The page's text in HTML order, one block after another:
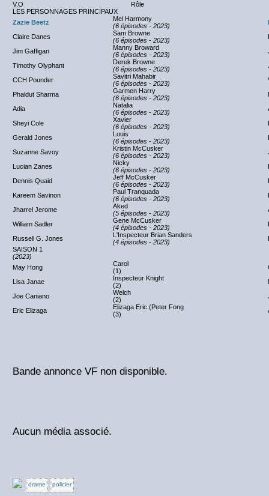
V.O
Rôle
LES PERSONNAGES PRINCIPAUX
Zazie Beetz
Mel Harmony
(6 épisodes - 2023)
Claire Danes
Sam Browne
(6 épisodes - 2023)
Jim Gaffigan
Manny Broward
(6 épisodes - 2023)
Timothy Olyphant
Derek Browne
(6 épisodes - 2023)
CCH Pounder
Savitri Mahabir
(6 épisodes - 2023)
Phaldut Sharma
Garmen Harry
(6 épisodes - 2023)
Adia
Natalia
(6 épisodes - 2023)
Sheyi Cole
Xavier
(6 épisodes - 2023)
Gerald Jones
Louis
(6 épisodes - 2023)
Suzanne Savoy
Kristin McCusker
(6 épisodes - 2023)
Lucian Zanes
Nicky
(6 épisodes - 2023)
Dennis Quaid
Jeff McCusker
(6 épisodes - 2023)
Kareem Savinon
Paul Tranquada
(6 épisodes - 2023)
Jharrel Jerome
Aked
(5 épisodes - 2023)
William Sadler
Gene McCusker
(4 épisodes - 2023)
Russell G. Jones
L'Inspecteur Brian Sanders
(4 épisodes - 2023)
SAISON 1
(2023)
May Hong
Carol
(1)
Lisa Janae
Inspecteur Knight
(2)
Joe Caniano
Welch
(2)
Eric Elizaga
Elizaga Eric (Peter Fong
(3)
Bande annonce VF non disponible.
Aucun média associé.
drame policier